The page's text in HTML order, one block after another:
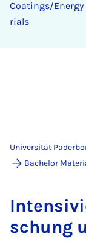
Coa­tings/
ri­a­ls
Universität
Bachelor
schung